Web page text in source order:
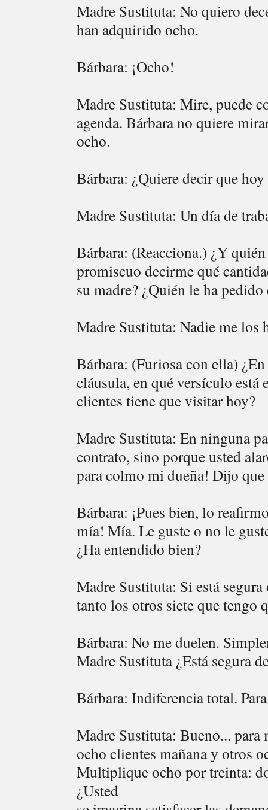
Madre Sustituta: No quiero
han adquirido ocho.
Bárbara: ¡Ocho!
Madre Sustituta: Mire, puede
agenda. Bárbara no quiere
ocho.
Bárbara: ¿Quiere decir que
Madre Sustituta: Un día de
Bárbara: (Reacciona.) ¿Y
promiscuo decirme qué
su madre? ¿Quién le ha
Madre Sustituta: Nadie me los
Bárbara: (Furiosa con ella)
cláusula, en qué versículo está
clientes tiene que visitar hoy?
Madre Sustituta: En ninguna
contrato, sino porque usted
para colmo mi dueña! Dijo
Bárbara: ¡Pues bien, lo
mía! Mía. Le guste o no le
¿Ha entendido bien?
Madre Sustituta: Si está
tanto los otros siete que tengo
Bárbara: No me duelen.
Madre Sustituta ¿Está segura
Bárbara: Indiferencia total.
Madre Sustituta: Bueno...
ocho clientes mañana y otros
Multiplique ocho por treinta:
¿Usted